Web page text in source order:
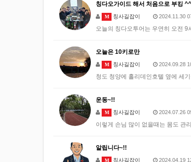
칭다오가이드 해서 처음으로 부킹 ^^
M 칭사길잡이 2024.11.30
오늘의 칭다오투어는 우연히 오전
오늘은 10키로만
M 칭사길잡이 2024.09.28
청도 청양에 홀리데인호텔 옆에 세
운동~!!
M 칭사길잡이 2024.07.26
이렇게 손님 많이 없을때는 몸도 관
알립니다~!!
M 칭사길잡이 2024.04.19